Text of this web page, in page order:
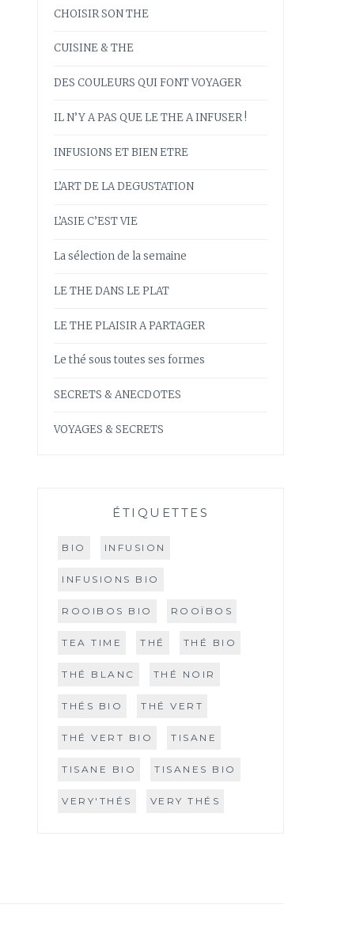
CHOISIR SON THE
CUISINE & THE
DES COULEURS QUI FONT VOYAGER
IL N’Y A PAS QUE LE THE A INFUSER !
INFUSIONS ET BIEN ETRE
L’ART DE LA DEGUSTATION
L’ASIE C’EST VIE
La sélection de la semaine
LE THE DANS LE PLAT
LE THE PLAISIR A PARTAGER
Le thé sous toutes ses formes
SECRETS & ANECDOTES
VOYAGES & SECRETS
ÉTIQUETTES
BIO INFUSION
INFUSIONS BIO
ROOIBOS BIO ROOÏBOS
TEA TIME THÉ THÉ BIO
THÉ BLANC THÉ NOIR
THÉS BIO THÉ VERT
THÉ VERT BIO TISANE
TISANE BIO TISANES BIO
VERY'THÉS VERY THÉS